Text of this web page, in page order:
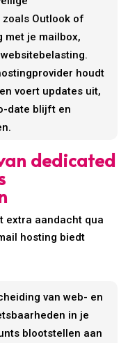
Outlook of
met je mailbox,
houdt
voert updates uit,
date blijft en
dedicated
extra aandacht qua
hosting biedt
van web- en
in je
blootstellen aan